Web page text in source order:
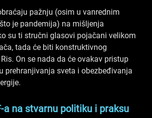
pažnju (osim u vanrednim
je pandemija) na mišljenja
su ti stručni glasovi pojačani velikom
tada će biti konstruktivnog
On se nada da će ovakav pristup
prehranjivanja sveta i obezbeđivanja
a na stvarnu politiku i praksu